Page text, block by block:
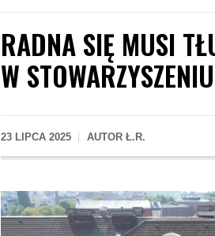
RADNA SIĘ MUSI
W STOWARZYSZENIU
23 LIPCA 2025 AUTOR Ł.R.